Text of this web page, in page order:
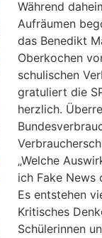
Während
Aufräumen
das Benedikt
Oberkochen
schulischen
gratuliert die
herzlich.
„Welche
ich Fake News
Es entstehen
Kritisches
Schülerinnen